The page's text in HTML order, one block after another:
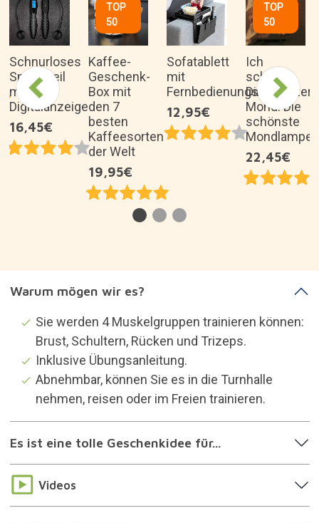
Schnurloses
Springseil
mit
Digitalanzeige
16,45€
TOP
50
Kaffee-
Geschenk-
Box mit
den 7
besten
Kaffeesorten
der Welt
19,95€
Sofatablett
mit
Fernbedienungsorganizer
12,95€
TOP
50
Ich
schenke
Dir den
Mond: Die
schönste
Mondlampe
22,45€
Warum mögen wir es?
Sie werden 4 Muskelgruppen trainieren können:
Brust, Schultern, Rücken und Trizeps.
Inklusive Übungsanleitung.
Abnehmbar, können Sie es in die Turnhalle
nehmen, reisen oder im Freien trainieren.
Es ist eine tolle Geschenkidee für...
Videos